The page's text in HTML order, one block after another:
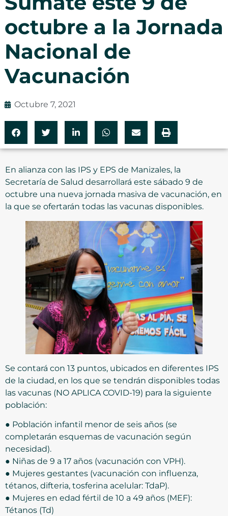
octubre a la Jornada
Nacional de
Vacunación
Octubre 7, 2021
En alianza con las IPS y EPS de Manizales, la
Secretaría de Salud desarrollará este sábado 9 de
octubre una nueva jornada masiva de vacunación, en
la que se ofertarán todas las vacunas disponibles.
Se contará con 13 puntos, ubicados en diferentes IPS
de la ciudad, en los que se tendrán disponibles todas
las vacunas (NO APLICA COVID-19) para la siguiente
población:
● Población infantil menor de seis años (se
completarán esquemas de vacunación según
necesidad).
● Niñas de 9 a 17 años (vacunación con VPH).
● Mujeres gestantes (vacunación con influenza,
tétanos, difteria, tosferina acelular: TdaP).
● Mujeres en edad fértil de 10 a 49 años (MEF):
Tétanos (Td)